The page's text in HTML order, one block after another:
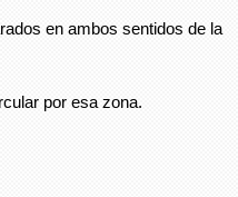
en ambos sentidos de la
por esa zona.